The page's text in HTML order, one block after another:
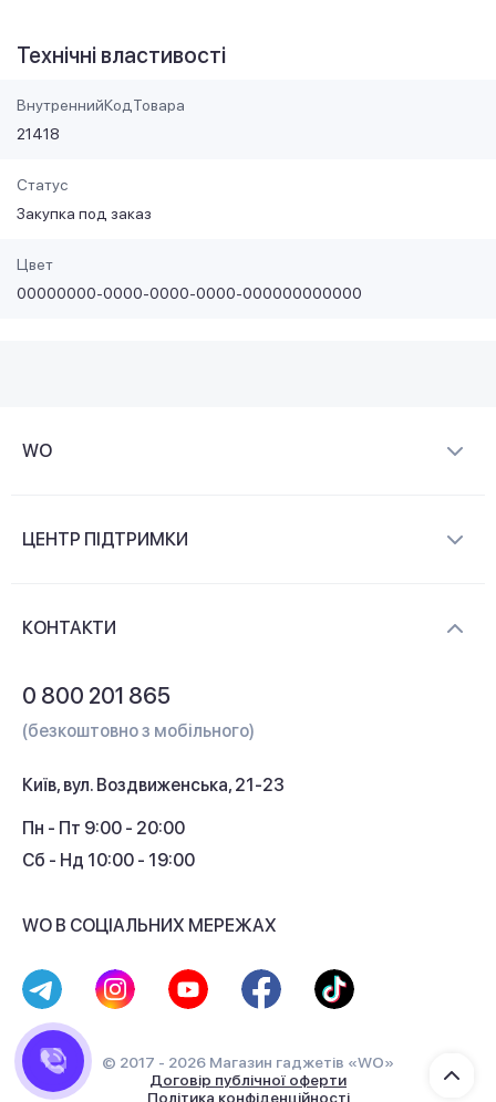
Технічні властивості
ВнутреннийКодТовара
21418
Статус
Закупка под заказ
Цвет
00000000-0000-0000-0000-000000000000
WO
Контакти
ЦЕНТР ПІДТРИМКИ
Кешбек
КОНТАКТИ
0 800 201 865
(безкоштовно з мобільного)
Київ, вул. Воздвиженська, 21-23
Пн - Пт 9:00 - 20:00
Сб - Нд 10:00 - 19:00
WO В СОЦІАЛЬНИХ МЕРЕЖАХ
© 2017 - 2026 Магазин гаджетів «WO»
Договір публічної оферти
Політика конфіденційності